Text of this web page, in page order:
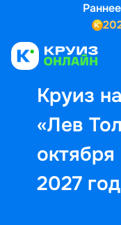
Круиз
«Лев
октября
2027